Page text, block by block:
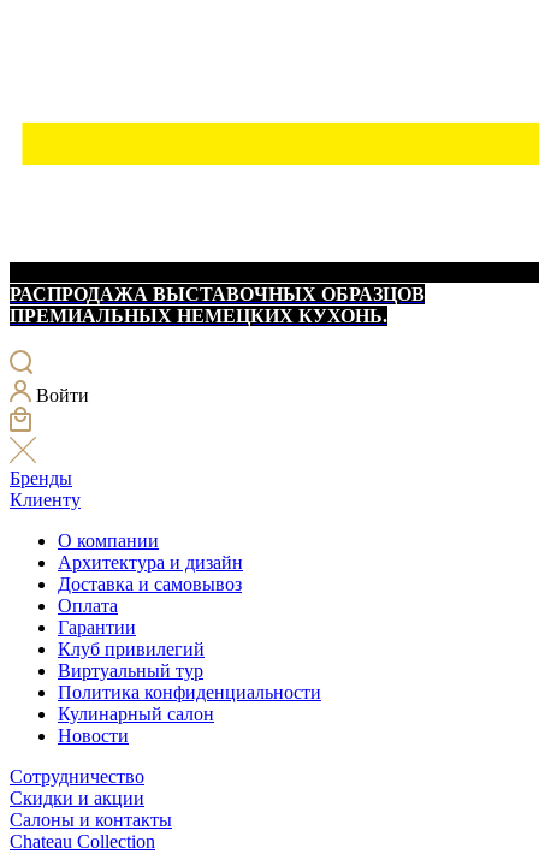
РАСПРОДАЖА ВЫСТАВОЧНЫХ ОБРАЗЦОВ
ПРЕМИАЛЬНЫХ НЕМЕЦКИХ КУХОНЬ.
Войти
Бренды
Клиенту
О компании
Архитектура и дизайн
Доставка и самовывоз
Оплата
Гарантии
Клуб привилегий
Виртуальный тур
Политика конфиденциальности
Кулинарный салон
Новости
Сотрудничество
Скидки и акции
Салоны и контакты
Chateau Collection